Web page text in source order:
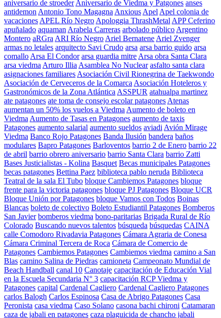
aniversario de stroeder Aniversario de Viedma y Patgones anses
antidemon Antonio Tono Magagna Anxious Apel Apel colonia de
vacaciones APEL Río Negro Apologgia ThrashMetal APP Ceferino
apuñalado aquaman Arabela Carreras arbolado público Argentino
Montero aRGra ARI Río Negro Ariel Bernatene Ariel Zvenger
armas no letales arquitecto Savi Crudo arsa arsa barrio guido arsa
comallo Arsa El Condor arsa guardia mitre Arsa obra Santa Clara
arsa viedma Arturo Illia Asamblea No Nuclear asfalto santa clara
asignaciones familiares Asociación Civil Rionegrina de Taekwondo
Asociación de Cerveceros de la Comarca Asociación Hoteleros y
Gastronómicos de la Zona Atlántica ASSPUR atahualpa martinez
ate patagones ate toma de consejo escolar patagones Atenas
aumentan un 50% los vuelos a Viedma Aumento de boleto en
Viedma Aumento de Tasas en Patagones aumento de taxis
Patagones aumento salarial aumento sueldos aviadi Avión Mirage
Viedma Banco Rojo Patagones Banda Ilusión bandera baños
modulares Bapro Patagones Barloventos barrio 2 de Enero barrio 22
de abril barrio obrero aniversario barrio Santa Clara barrio Zatti
Bases Justicialistas - Kolina Basquet Becas municipales Patagones
becas patagones Bettina Paez biblioteca pablo neruda Biblioteca
Teatral de la sala El Tubo bloque Cambiemos Patagones bloque
frente para la victoria patagones bloque PJ Patagones Bloque UCR
Bloque Unión por Patagones bloque Vamos con Todos Boinas
Blancas boleto de colectivo Boleto Estudiantil Patagones Bomberos
San Javier bomberos viedma bono-paritarias Brigada Rural de Río
Colorado Buscando nuevos talentos búsqueda búsquedas CAINA
calle Comodoro Rivadavia Patagones Cámara Agraria de Conesa
Cámara Criminal Tercera de Roca Cámara de Comercio de
Patagones Cambiemos Patagones Cambiemos viedma camino a San
Blas camino Salina de Piedras camioneta Campeonato Mundial de
Beach Handball canal 10 Canotaje capacitación de Educación Vial
en la Escuela Secundaria N° 3 capacitación RCP Viedma y
Patagones capital Cardenal Cagliero Cardenal Cagliero Patagones
carlos Balogh Carlos Espinosa Casa de Abrigo Patagones Casa
Peronista casa viedma Caso Solano casona bachi chironi Catamaran
caza de jabali en patagones caza plaguicida de chancho jabali